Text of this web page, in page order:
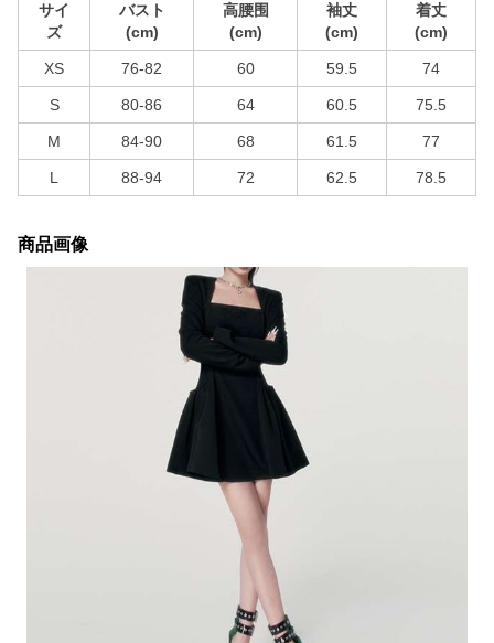
サイ
ズ
バスト
(cm)
高腰围
(cm)
袖丈
(cm)
着丈
(cm)
XS 76-82 60 59.5 74
S 80-86 64 60.5 75.5
M 84-90 68 61.5 77
L 88-94 72 62.5 78.5
商品画像